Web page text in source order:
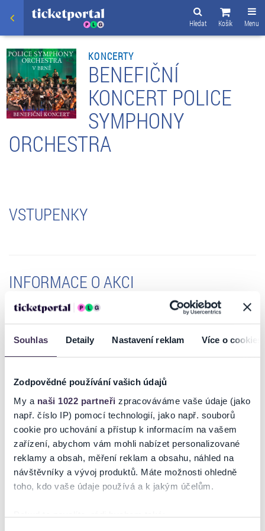
Souhlas Detaily Nastavení reklam Více o cookies
Zodpovědné používání vašich údajů
My a naši 1022 partneři zpracováváme vaše údaje (jako
např. číslo IP) pomocí technologií, jako např. souborů
cookie pro uchování a přístup k informacím na vašem
zařízení, abychom vám mohli nabízet personalizované
reklamy a obsah, měření reklam a obsahu, náhled na
návštěvníky a vývoj produktů. Máte možnosti ohledně
toho, kdo vaše údaje používá a k jakým účelům.
Pokud to povolíte, rádi bychom také:
Menu
Košík
Hledat
KONCERTY
BENEFIČNÍ
KONCERT POLICE
SYMPHONY
ORCHESTRA
VSTUPENKY
INFORMACE O AKCI
Organizace Na počátku už 25 let pomáhá těhotným ženám a
koncertu symfonického orchestru z Police nad Metují Police
Symphony Orchestra. Věkem i tělem mladý soubor složený z
hraje mnoho hudebních žánrů - od klasiky přes pop, rock až po
hudbu z filmů a pohádek.
Info pro ZTP/P: zlevněné vstupné 150 Kč rezervace vstupenek ZTP/P:
+420 224 091 439,rezervace@ticketportal.cz
Vstupenky můžete zakoupit též on-line, zaplatit na Internetu a ihned
vytisknout v pohodlí svého domova - HOMEtickets!!
Ticketportal je zárukou pravosti vstupenek